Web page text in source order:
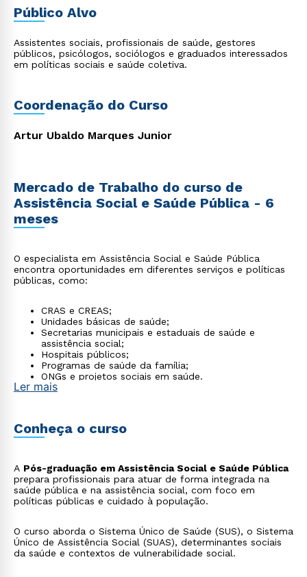
Público Alvo
Assistentes sociais, profissionais de saúde, gestores
públicos, psicólogos, sociólogos e graduados interessados
em políticas sociais e saúde coletiva.
Coordenação do Curso
Artur Ubaldo Marques Junior
Mercado de Trabalho do curso de
Assistência Social e Saúde Pública - 6
meses
O especialista em Assistência Social e Saúde Pública
encontra oportunidades em diferentes serviços e políticas
públicas, como:
CRAS e CREAS;
Unidades básicas de saúde;
Secretarias municipais e estaduais de saúde e
assistência social;
Hospitais públicos;
Programas de saúde da família;
ONGs e projetos sociais em saúde.
Ler mais
Conheça o curso
A Pós-graduação em Assistência Social e Saúde Pública
prepara profissionais para atuar de forma integrada na
saúde pública e na assistência social, com foco em
políticas públicas e cuidado à população.
O curso aborda o Sistema Único de Saúde (SUS), o Sistema
Único de Assistência Social (SUAS), determinantes sociais
da saúde e contextos de vulnerabilidade social.